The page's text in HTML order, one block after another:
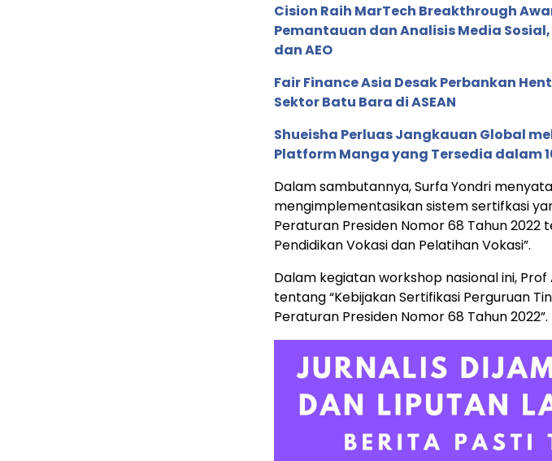
Cision Raih MarTech Breakthrough
Pemantauan dan Analisis Media
dan AEO
Fair Finance Asia Desak Perbankan
Sektor Batu Bara di ASEAN
Shueisha Perluas Jangkauan Global
Platform Manga yang Tersedia dalam
Dalam sambutannya, Surfa Yondri
mengimplementasikan sistem sertifkasi
Peraturan Presiden Nomor 68 Tahun 2022
Pendidikan Vokasi dan Pelatihan Vokasi”.
Dalam kegiatan workshop nasional ini,
tentang “Kebijakan Sertifikasi Perguruan
Peraturan Presiden Nomor 68 Tahun 2022”.